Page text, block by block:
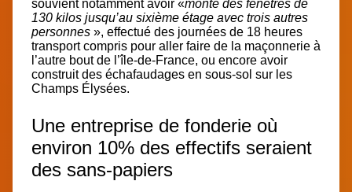
souvient notamment avoir «monté des fenêtres de
130 kilos jusqu’au sixième étage avec trois autres
personnes », effectué des journées de 18 heures
transport compris pour aller faire de la maçonnerie à
l’autre bout de l’île-de-France, ou encore avoir
construit des échafaudages en sous-sol sur les
Champs Élysées.
Une entreprise de fonderie où
environ 10% des effectifs seraient
des sans-papiers